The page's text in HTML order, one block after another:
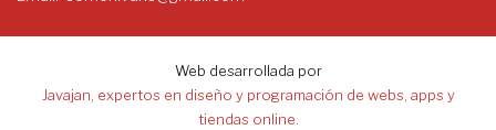
Web desarrollada por
Javajan, expertos en diseño y programación de webs, apps y
tiendas online.